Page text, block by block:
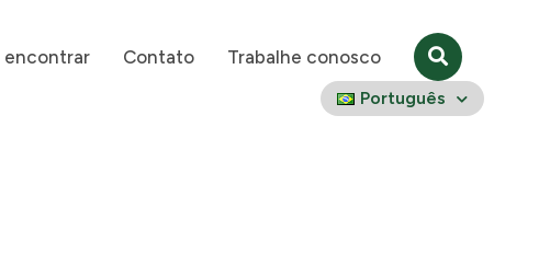
encontrar Contato Trabalhe conosco
Português